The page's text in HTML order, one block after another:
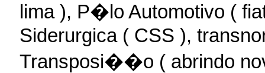
lima ), P�lo Automotivo (
Siderurgica ( CSS ),
Transposi��o ( abrindo